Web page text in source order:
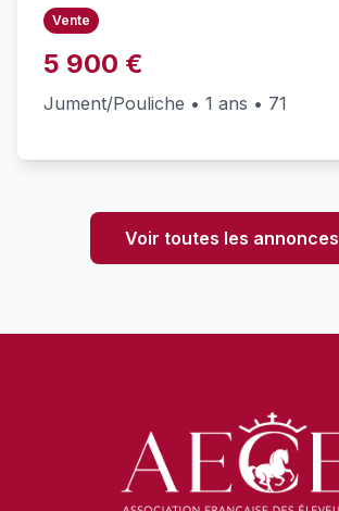
Vente
5 900 €
Jument/Pouliche • 1 ans • 71
Voir toutes les annonces